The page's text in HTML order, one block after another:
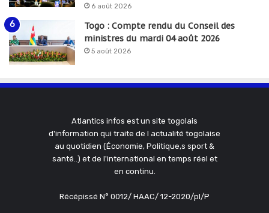
6 août 2026
Togo : Compte rendu du Conseil des
ministres du mardi 04 août 2026
5 août 2026
Atlantics infos est un site togolais
d'information qui traite de l actualité togolaise
au quotidien (Économie, Politique,s sport &
santé..) et de l'international en temps réel et
en continu.
Récépissé N° 0012/ HAAC/ 12-2020/pl/P